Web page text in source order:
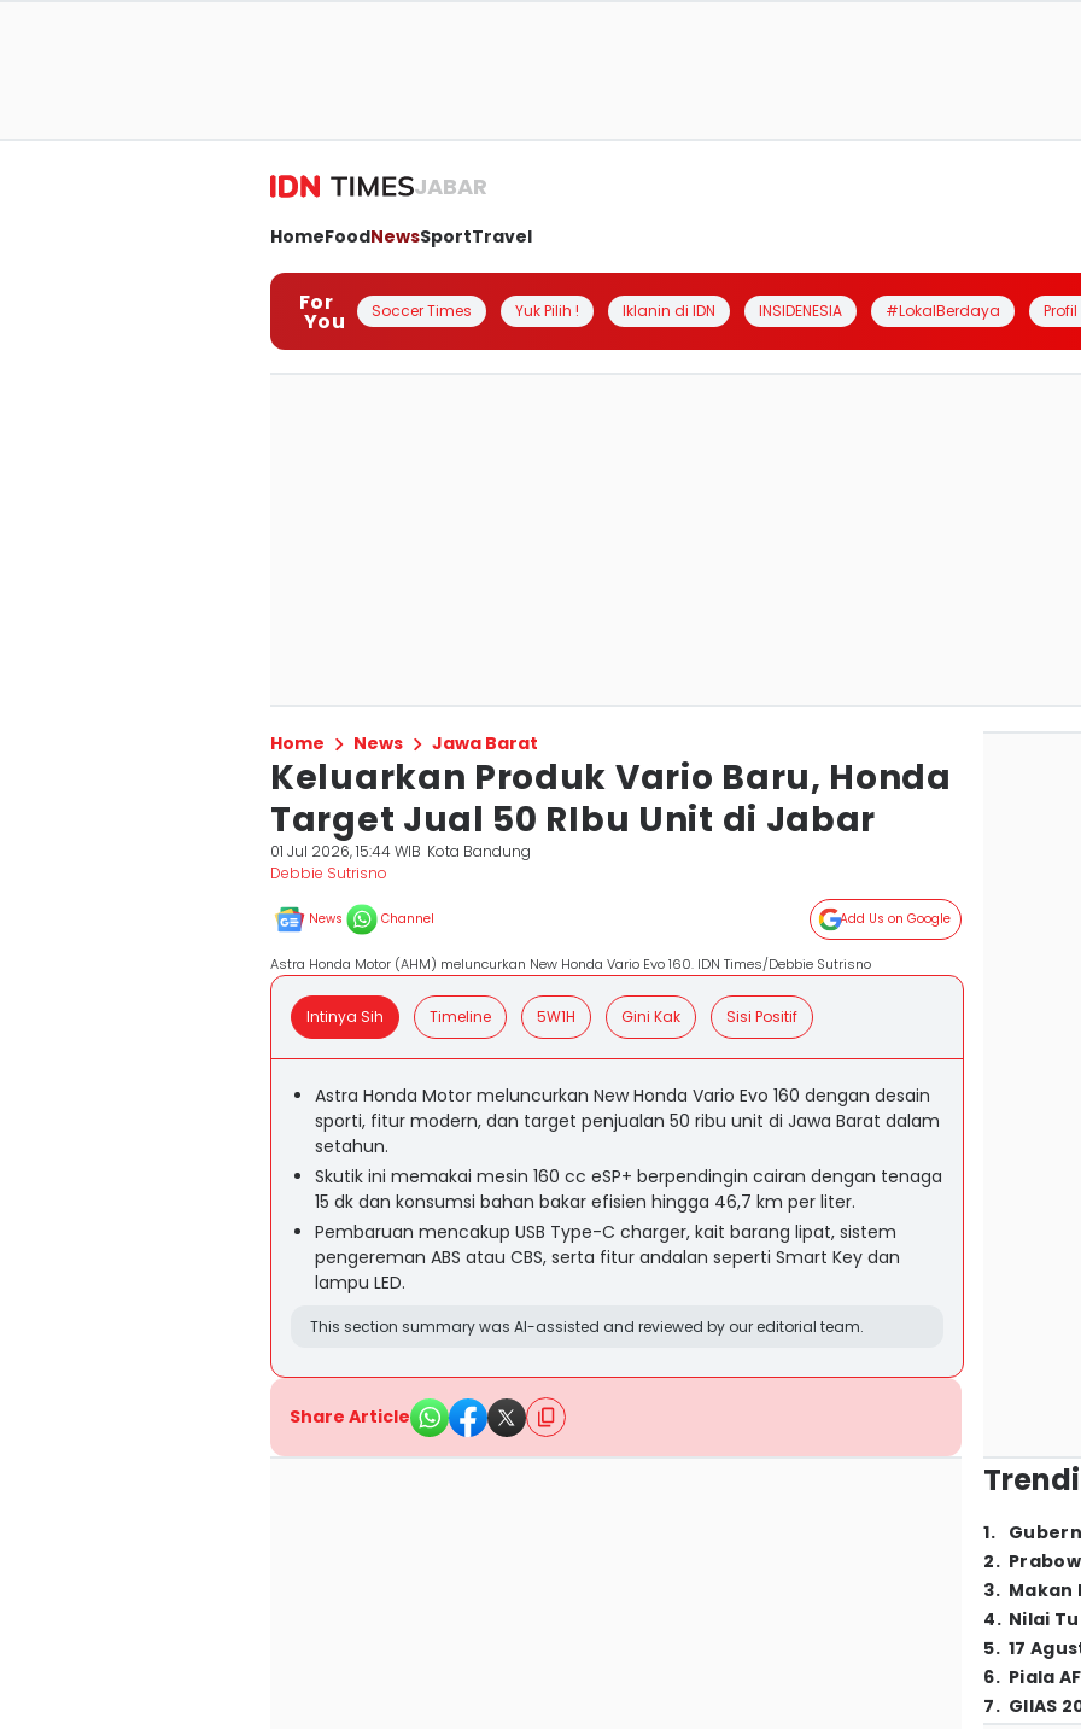
JABAR
HomeFoodNewsSportTravel
For
You Soccer Times Yuk Pilih ! Iklanin di IDN INSIDENESIA #LokalBerdaya
Home News Jawa Barat
Keluarkan Produk Vario Baru, Honda
Target Jual 50 RIbu Unit di Jabar
01 Jul 2026, 15:44 WIB Kota Bandung
Debbie Sutrisno
News Channel Add Us on Google
Astra Honda Motor (AHM) meluncurkan New Honda Vario Evo 160. IDN Times/Debbie Sutrisno
Intinya Sih Timeline 5W1H Gini Kak Sisi Positif
Astra Honda Motor meluncurkan New Honda Vario Evo 160 dengan desain
sporti, fitur modern, dan target penjualan 50 ribu unit di Jawa Barat dalam
setahun.
Skutik ini memakai mesin 160 cc eSP+ berpendingin cairan dengan tenaga
15 dk dan konsumsi bahan bakar efisien hingga 46,7 km per liter.
Pembaruan mencakup USB Type-C charger, kait barang lipat, sistem
pengereman ABS atau CBS, serta fitur andalan seperti Smart Key dan
lampu LED.
This section summary was AI-assisted and reviewed by our editorial team.
Share Article
1.
2.
3. Makan
4. Nilai
5. 17
6. Piala
7. GIIAS